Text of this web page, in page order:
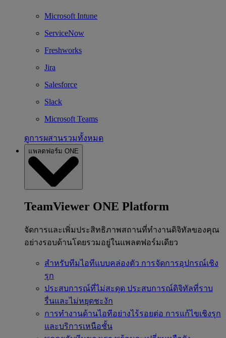
Microsoft Intune
ServiceNow
Freshworks
Jira
Salesforce
Slack
Microsoft Teams
ดูการผสานรวมทั้งหมด
แพลตฟอร์ม ONE
TeamViewer ONE Platform
จัดการและเพิ่มประสิทธิภาพสถานที่ทำงานดิจิทัลของคุณ
อย่างรอบด้านโดยรวมอยู่ในแพลตฟอร์มเดียว
สำหรับทีมไอทีแบบคล่องตัว การจัดการอุปกรณ์เชิง
รุก
ประสบการณ์ที่ไม่สะดุด ประสบการณ์ดิจิทัลที่ราบ
รื่นและไม่หยุดชะงัก
การทำงานด้านไอทีอย่างไร้รอยต่อ การแก้ไขเชิงรุก
และบริการเหนือชั้น